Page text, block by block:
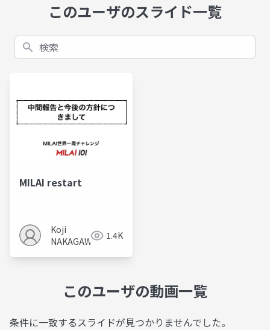
このユーザのスライド一覧
検索
MILAI restart
Koji
NAKAGAWA
1.4K
このユーザの動画一覧
条件に一致するスライドが見つかりませんでした。